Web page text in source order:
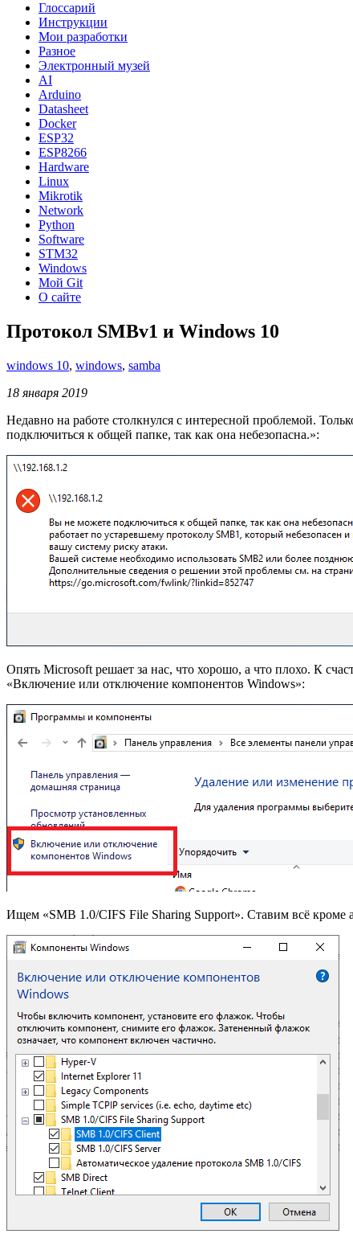
Глоссарий
Инструкции
Мои разработки
Разное
Электронный музей
AI
Arduino
Datasheet
Docker
ESP32
ESP8266
Hardware
Linux
Mikrotik
Network
Python
Software
STM32
Windows
Мой Git
О сайте
Протокол SMBv1 и Windows 10
windows 10, windows, samba
18 января 2019
Недавно на работе столкнулся с интересной проблемой.
подключиться к общей папке, так как она небезопасна.»:
Опять Microsoft решает за нас, что хорошо, а что плохо. К
«Включение или отключение компонентов Windows»:
Ищем «SMB 1.0/CIFS File Sharing Support». Ставим всё кроме